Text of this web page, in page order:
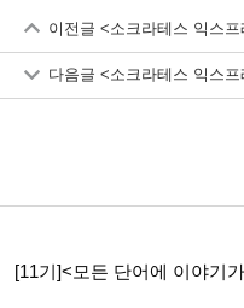
이전글 <소크라테스 익스
다음글 <소크라테스 익스
[11기]<모든 단어에 이야기